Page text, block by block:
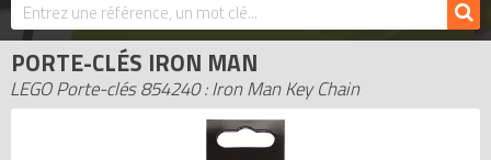
LEGO 2026
BONS PLANS
ACTUALITÉS
ASSOCIATIONS DE FANS
PORTE-CLÉS IRON MAN
LEGO Porte-clés 854240 : Iron Man Key Chain